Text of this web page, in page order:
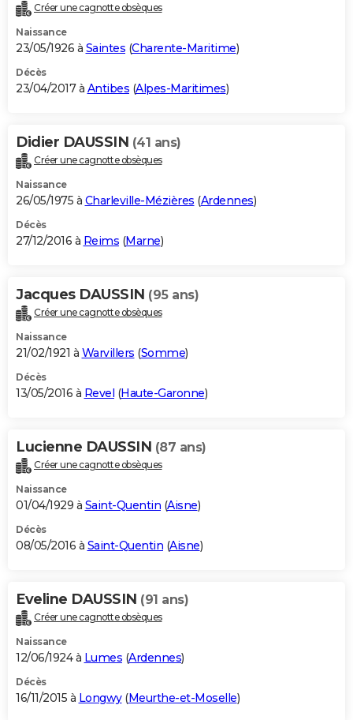
Créer une cagnotte obsèques
Naissance
23/05/1926 à Saintes (Charente-Maritime)
Décès
23/04/2017 à Antibes (Alpes-Maritimes)
Didier DAUSSIN (41 ans)
Créer une cagnotte obsèques
Naissance
26/05/1975 à Charleville-Mézières (Ardennes)
Décès
27/12/2016 à Reims (Marne)
Jacques DAUSSIN (95 ans)
Créer une cagnotte obsèques
Naissance
21/02/1921 à Warvillers (Somme)
Décès
13/05/2016 à Revel (Haute-Garonne)
Lucienne DAUSSIN (87 ans)
Créer une cagnotte obsèques
Naissance
01/04/1929 à Saint-Quentin (Aisne)
Décès
08/05/2016 à Saint-Quentin (Aisne)
Eveline DAUSSIN (91 ans)
Créer une cagnotte obsèques
Naissance
12/06/1924 à Lumes (Ardennes)
Décès
16/11/2015 à Longwy(Meurthe-et-Moselle)